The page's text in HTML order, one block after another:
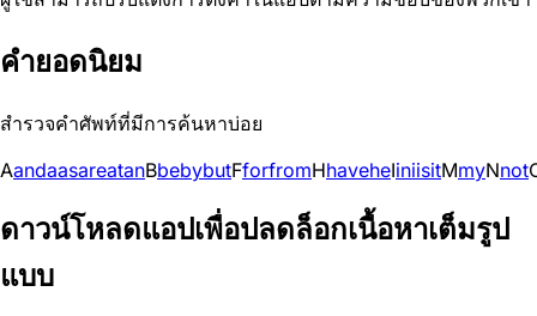
คำยอดนิยม
สำรวจคำศัพท์ที่มีการค้นหาบ่อย
AandaasareatanBbebybutFforfromHhaveheIiniisitMmyNnot
ดาวน์โหลดแอปเพื่อปลดล็อกเนื้อหาเต็มรูป
แบบ